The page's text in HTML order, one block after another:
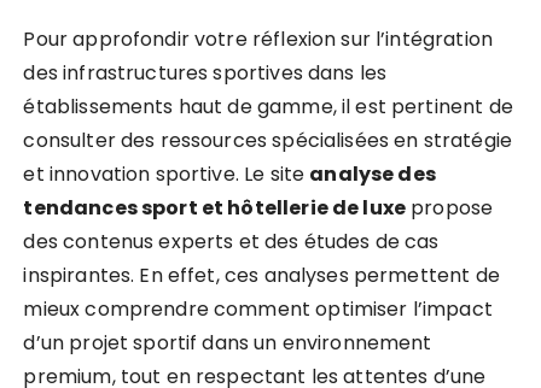
Pour approfondir votre réflexion sur l’intégration
des infrastructures sportives dans les
établissements haut de gamme, il est pertinent de
consulter des ressources spécialisées en stratégie
et innovation sportive. Le site analyse des
tendances sport et hôtellerie de luxe propose
des contenus experts et des études de cas
inspirantes. En effet, ces analyses permettent de
mieux comprendre comment optimiser l’impact
d’un projet sportif dans un environnement
premium, tout en respectant les attentes d’une